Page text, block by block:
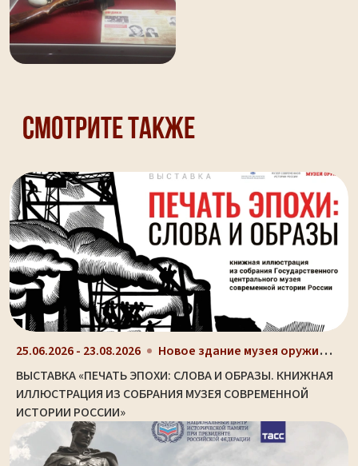
Смотрите также
25.06.2026 - 23.08.2026 Новое здание музея оружия (ул. Октябрьская, д. 2)
ВЫСТАВКА «ПЕЧАТЬ ЭПОХИ: СЛОВА И ОБРАЗЫ. КНИЖНАЯ
ИЛЛЮСТРАЦИЯ ИЗ СОБРАНИЯ МУЗЕЯ СОВРЕМЕННОЙ
ИСТОРИИ РОССИИ»